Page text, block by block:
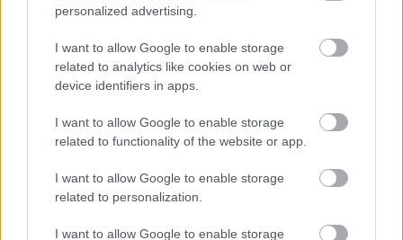
personalized advertising.
I want to allow Google to enable storage
related to analytics like cookies on web or
device identifiers in apps.
I want to allow Google to enable storage
related to functionality of the website or app.
I want to allow Google to enable storage
related to personalization.
I want to allow Google to enable storage